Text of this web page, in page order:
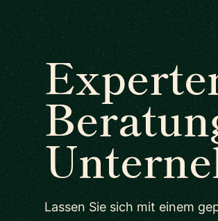
Lassen Sie sich mit einem